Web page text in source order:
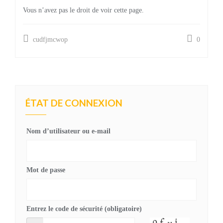
Vous n’avez pas le droit de voir cette page.
cudfjmcwop 0
ÉTAT DE CONNEXION
Nom d’utilisateur ou e-mail
Mot de passe
Entrez le code de sécurité (obligatoire)